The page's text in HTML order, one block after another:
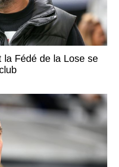
la Fédé de la Lose se